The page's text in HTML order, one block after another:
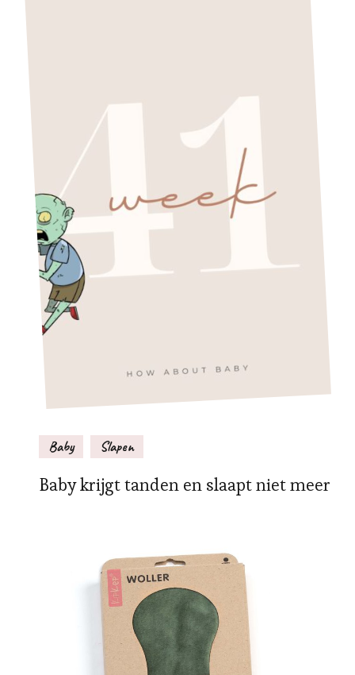
Baby Slapen
Baby krijgt tanden en slaapt niet meer